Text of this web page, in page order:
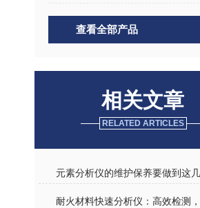
查看全部产品
相关文章
RELATED ARTICLES
元素分析仪的维护保养要做到这